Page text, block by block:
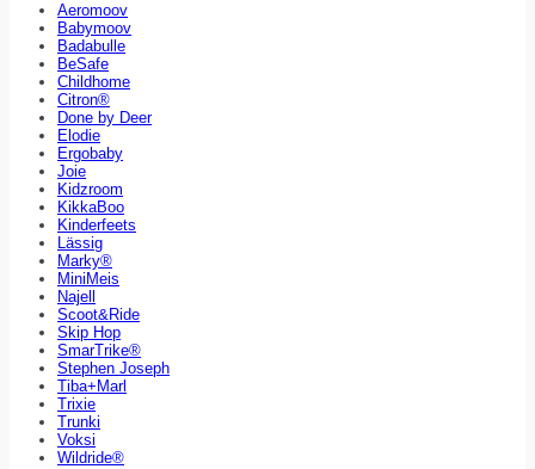
Aeromoov
Babymoov
Badabulle
BeSafe
Childhome
Citron®
Done by Deer
Elodie
Ergobaby
Joie
Kidzroom
KikkaBoo
Kinderfeets
Lässig
Marky®
MiniMeis
Najell
Scoot&Ride
Skip Hop
SmarTrike®
Stephen Joseph
Tiba+Marl
Trixie
Trunki
Voksi
Wildride®